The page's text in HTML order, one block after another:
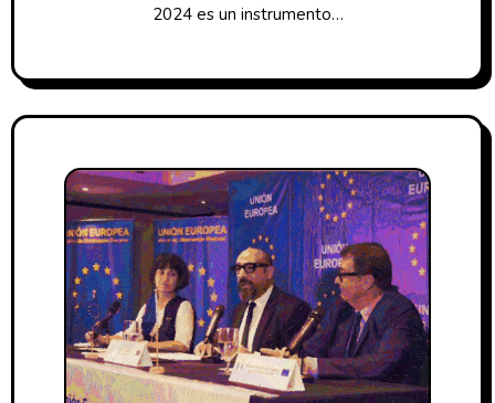
2024 es un instrumento…